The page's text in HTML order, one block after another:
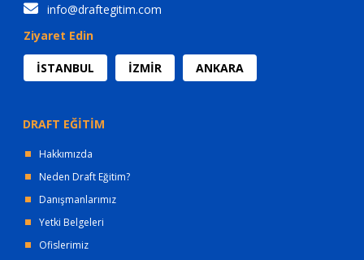
info@draftegitim.com
Ziyaret Edin
İSTANBUL İZMİR ANKARA
DRAFT EĞİTİM
Hakkımızda
Neden Draft Eğitim?
Danışmanlarımız
Yetki Belgeleri
Ofislerimiz